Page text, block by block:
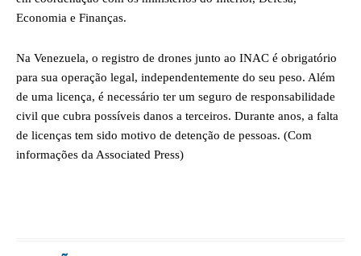
Economia e Finanças.
Na Venezuela, o registro de drones junto ao INAC é obrigatório
para sua operação legal, independentemente do seu peso. Além
de uma licença, é necessário ter um seguro de responsabilidade
civil que cubra possíveis danos a terceiros. Durante anos, a falta
de licenças tem sido motivo de detenção de pessoas. (Com
informações da Associated Press)